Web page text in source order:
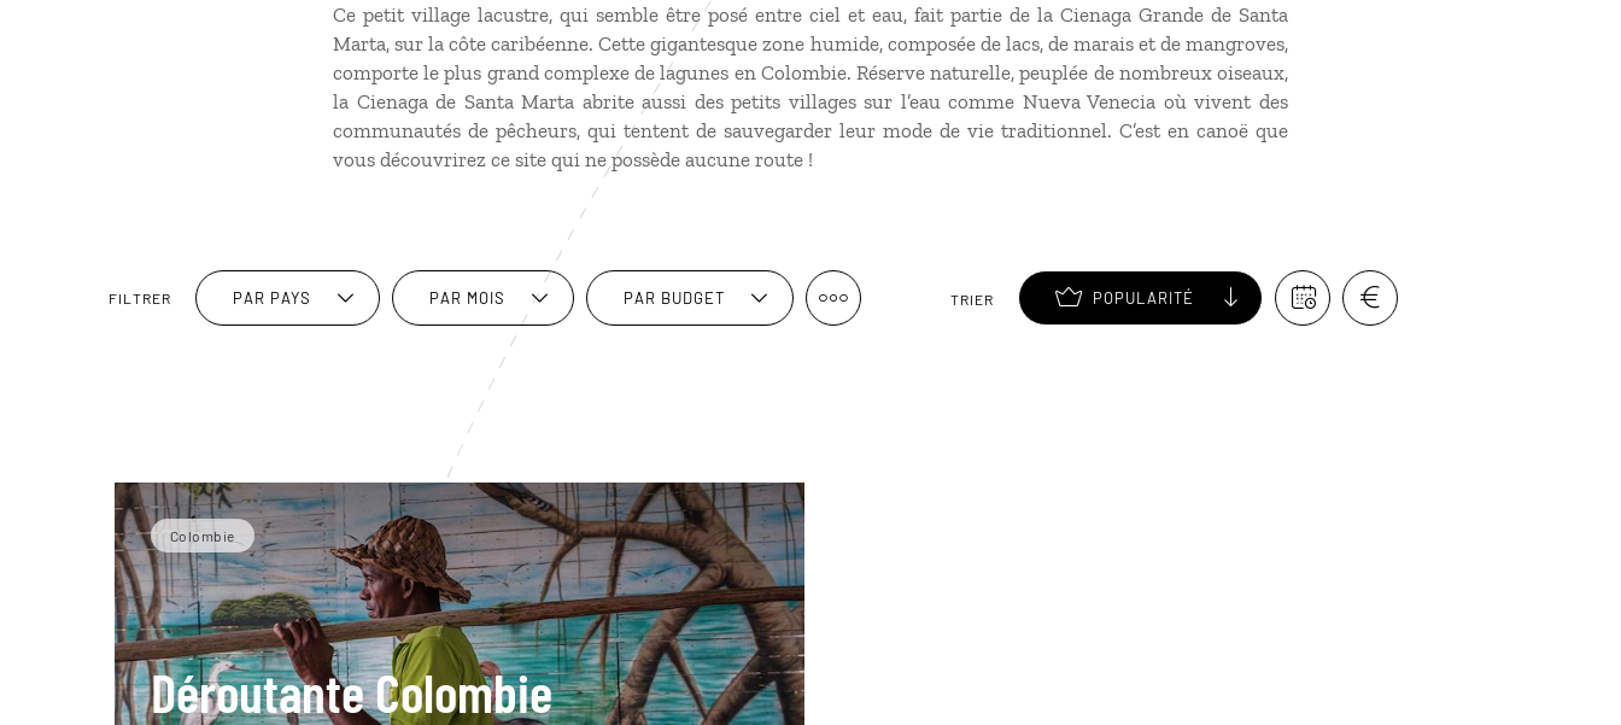
Ce petit village lacustre, qui semble être posé entre ciel et eau, fait partie de la Cienaga Grande de Santa
Marta, sur la côte caribéenne. Cette gigantesque zone humide, composée de lacs, de marais et de mangroves,
comporte le plus grand complexe de lagunes en Colombie. Réserve naturelle, peuplée de nombreux oiseaux,
la Cienaga de Santa Marta abrite aussi des petits villages sur l’eau comme Nueva Venecia où vivent des
communautés de pêcheurs, qui tentent de sauvegarder leur mode de vie traditionnel. C’est en canoë que
vous découvrirez ce site qui ne possède aucune route !
FILTRER PAR PAYS PAR MOIS PAR BUDGET TRIER POPULARITÉ
Colombie
Déroutante Colombie